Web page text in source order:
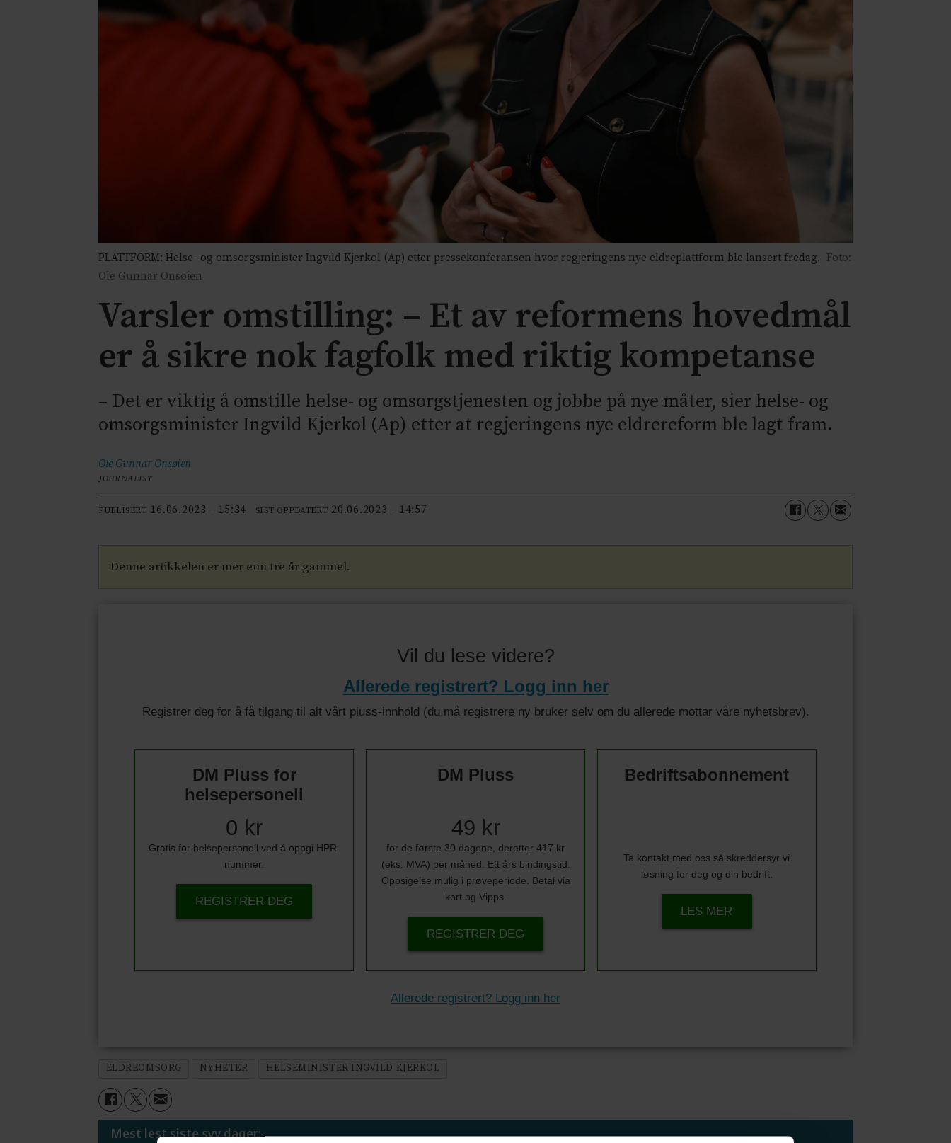
PLATTFORM: Helse- og omsorgsminister Ingvild Kjerkol (Ap) etter pressekonferansen hvor regjeringens nye eldreplattform ble lansert fredag. Foto:
Ole Gunnar Onsøien
Varsler omstilling: – Et av reformens hovedmål
er å sikre nok fagfolk med riktig kompetanse
– Det er viktig å omstille helse- og omsorgstjenesten og jobbe på nye måter, sier helse- og
omsorgsminister Ingvild Kjerkol (Ap) etter at regjeringens nye eldrereform ble lagt fram.
Ole Gunnar Onsøien
JOURNALIST
PUBLISERT 16.06.2023 - 15:34 SIST OPPDATERT 20.06.2023 - 14:57
Denne artikkelen er mer enn tre år gammel.
Vil du lese videre?
Allerede registrert? Logg inn her
Registrer deg for å få tilgang til alt vårt pluss-innhold (du må registrere ny bruker selv om du allerede mottar våre nyhetsbrev).
DM Pluss for
helsepersonell
0 kr
Gratis for helsepersonell ved å oppgi HPR-
nummer.
REGISTRER DEG
DM Pluss
49 kr
for de første 30 dagene, deretter 417 kr
(eks. MVA) per måned. Ett års bindingstid.
Oppsigelse mulig i prøveperiode. Betal via
kort og Vipps.
REGISTRER DEG
Bedriftsabonnement
Ta kontakt med oss så skreddersyr vi
løsning for deg og din bedrift.
LES MER
Allerede registrert? Logg inn her
ELDREOMSORG NYHETER HELSEMINISTER INGVILD KJERKOL
Mest lest siste syv dager: